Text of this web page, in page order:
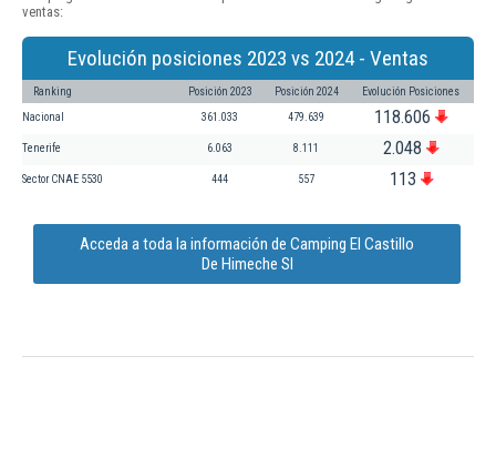
ventas:
Evolución posiciones 2023 vs 2024 - Ventas
Ranking Posición 2023 Posición 2024 Evolución Posiciones
Nacional 361.033 479.639 118.606
Tenerife 6.063 8.111 2.048
Sector CNAE 5530 444 557 113
Acceda a toda la información de Camping El Castillo
De Himeche Sl